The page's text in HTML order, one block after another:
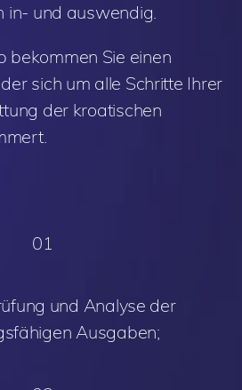
in- und auswendig.
bekommen Sie einen
sich um alle Schritte Ihrer
der kroatischen
01
und Analyse der
Ausgaben;